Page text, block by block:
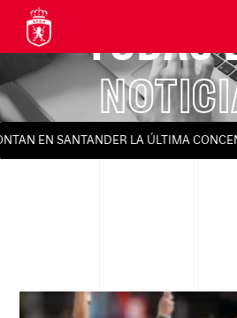
TODAS
EN SANTANDER LA ÚLTIMA